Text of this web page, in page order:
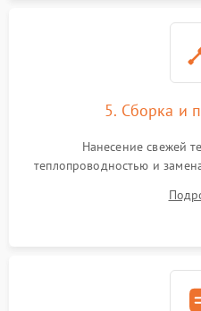
5. Сборка и
Нанесение свежей
теплопроводностью и
шлейфов, модулей памяти и